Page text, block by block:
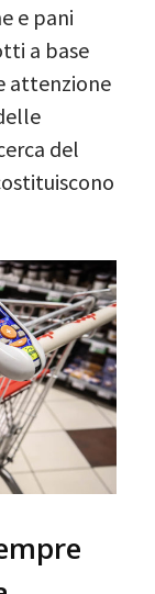
e pani
a base
attenzione
del